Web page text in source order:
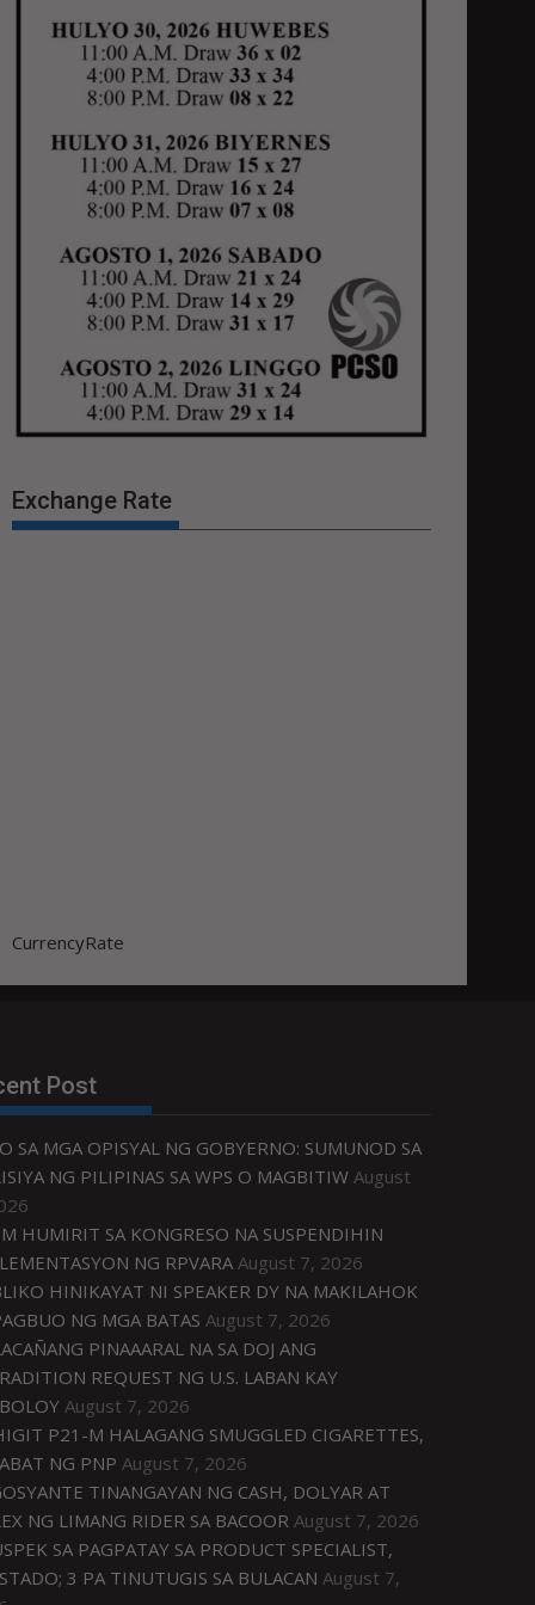
Exchange Rate
CurrencyRate
Post
SA MGA OPISYAL NG GOBYERNO: SUMUNOD SA
NG PILIPINAS SA WPS O MAGBITIW August
HUMIRIT SA KONGRESO NA SUSPENDIHIN
NG RPVARA August 7, 2026
HINIKAYAT NI SPEAKER DY NA MAKILAHOK
NG MGA BATAS August 7, 2026
PINAAARAL NA SA DOJ ANG
REQUEST NG U.S. LABAN KAY
August 7, 2026
P21-M HALAGANG SMUGGLED CIGARETTES,
NG PNP August 7, 2026
TINANGAYAN NG CASH, DOLYAR AT
NG LIMANG RIDER SA BACOOR August 7, 2026
SA PAGPATAY SA PRODUCT SPECIALIST,
3 PA TINUTUGIS SA BULACAN August 7,